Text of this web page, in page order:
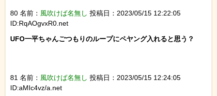
80 名前： 風吹けば名無し 投稿日：2023/05/15 12:22:05
ID:RqAOgvxR0.net
UFO一平ちゃんごつもりのループにペヤング入れると思う？
81 名前： 風吹けば名無し 投稿日：2023/05/15 12:24:05
ID:aMIc4vz/a.net